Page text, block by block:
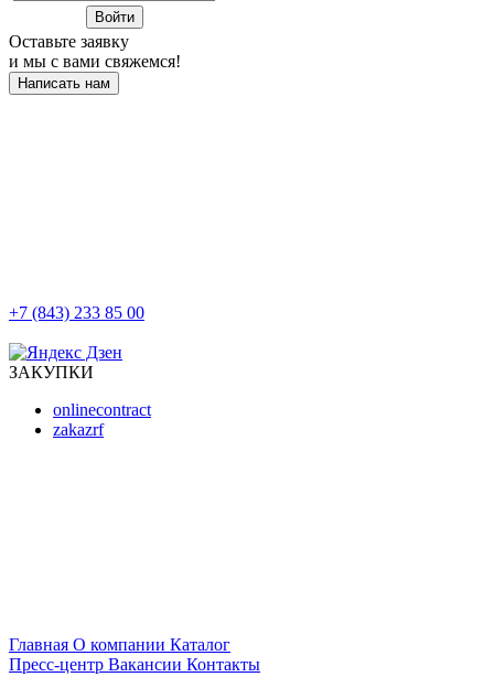
Оставьте заявку
и мы с вами свяжемся!
Написать нам
+7 (843) 233 85 00
ЗАКУПКИ
onlinecontract
zakazrf
Главная О компании Каталог
Пресс-центр Вакансии Контакты